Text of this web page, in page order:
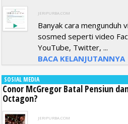
JERIPURBA.COM
Banyak cara mengunduh
sosmed seperti video
YouTube, Twitter, ...
BACA KELANJUTANNYA
SOSIAL MEDIA
Conor McGregor Batal Pensiun
Octagon?
JERIPURBA.COM